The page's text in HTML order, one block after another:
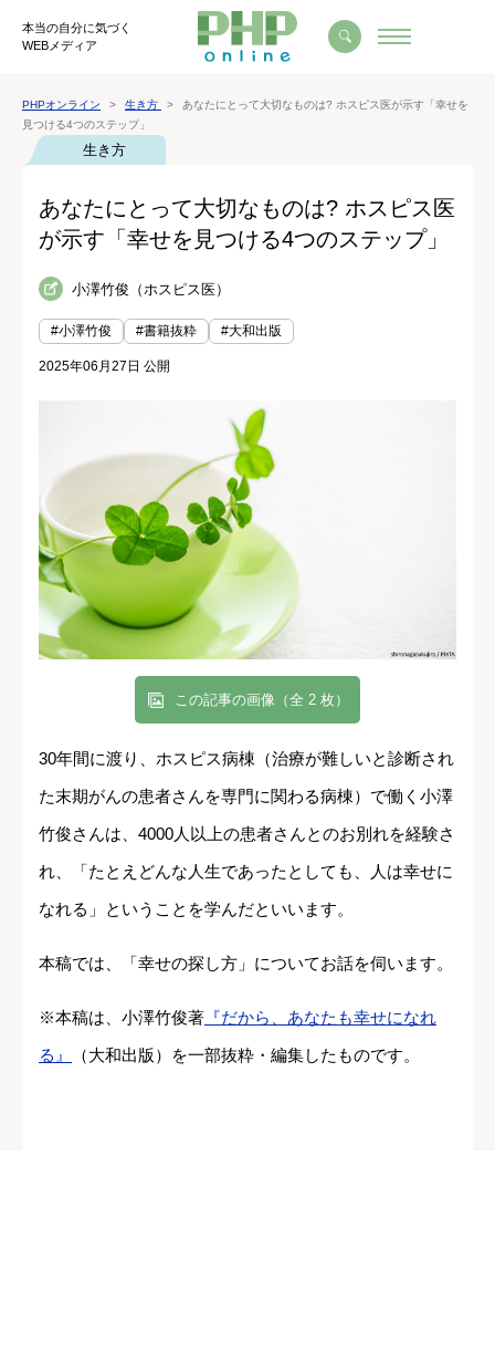
本当の自分に気づく
WEBメディア
PHPオンライン 生き方
あなたにとって大切なものは? ホスピス医が示す「幸せを
見つける4つのステップ」
生き方
あなたにとって大切なものは? ホスピス医
が示す「幸せを見つける4つのステップ」
小澤竹俊（ホスピス医）
#小澤竹俊 #書籍抜粋 #大和出版
2025年06月27日 公開
この記事の画像（全 2 枚）
30年間に渡り、ホスピス病棟（治療が難しいと診断され
た末期がんの患者さんを専門に関わる病棟）で働く小澤
竹俊さんは、4000人以上の患者さんとのお別れを経験さ
れ、「たとえどんな人生であったとしても、人は幸せに
なれる」ということを学んだといいます。
本稿では、「幸せの探し方」についてお話を伺います。
※本稿は、小澤竹俊著 『だから、あなたも幸せになれ
る』
（大和出版）を一部抜粋・編集したものです。